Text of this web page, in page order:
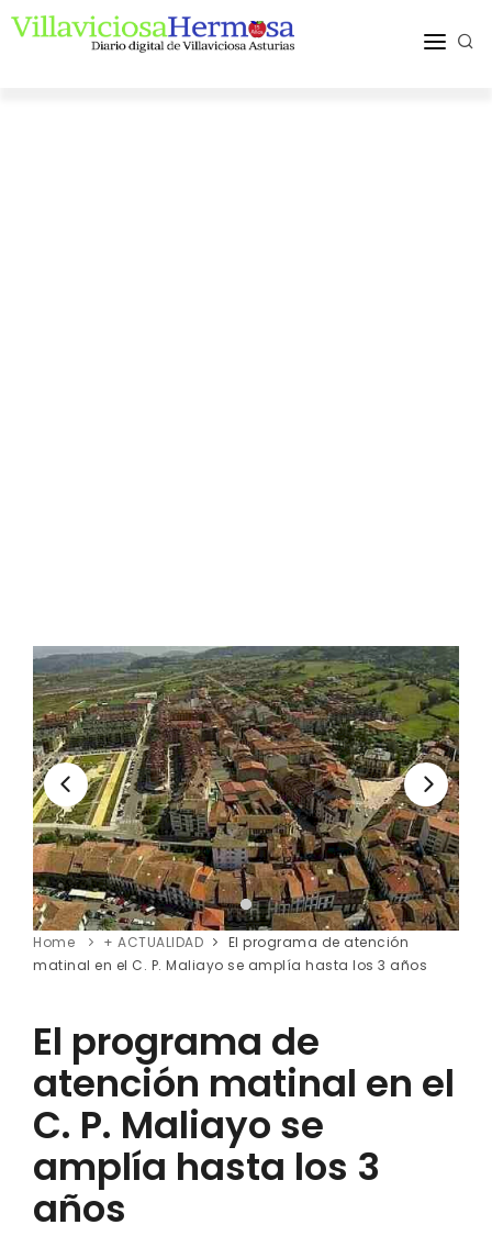
Home + ACTUALIDAD
El programa de atención
matinal en el C. P. Maliayo se amplía hasta los 3 años
El programa de
atención matinal en el
C. P. Maliayo se
amplía hasta los 3
años